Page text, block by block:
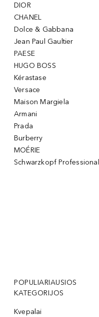
DIOR
CHANEL
Dolce & Gabbana
Jean Paul Gaultier
PAESE
HUGO BOSS
Kérastase
Versace
Maison Margiela
Armani
Prada
Burberry
MOÉRIE
Schwarzkopf Professional
POPULIARIAUSIOS
KATEGORIJOS
Kvepalai